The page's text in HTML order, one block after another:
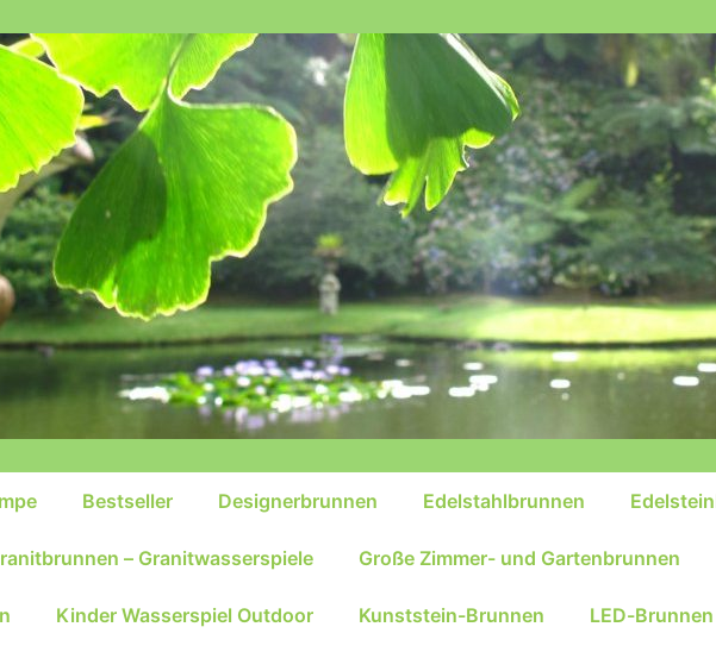
Bestseller Designerbrunnen Edelstahlbrunnen
– Granitwasserspiele Große Zimmer- und Gartenbrunnen
Kinder Wasserspiel Outdoor Kunststein-Brunnen LED-Brunnen